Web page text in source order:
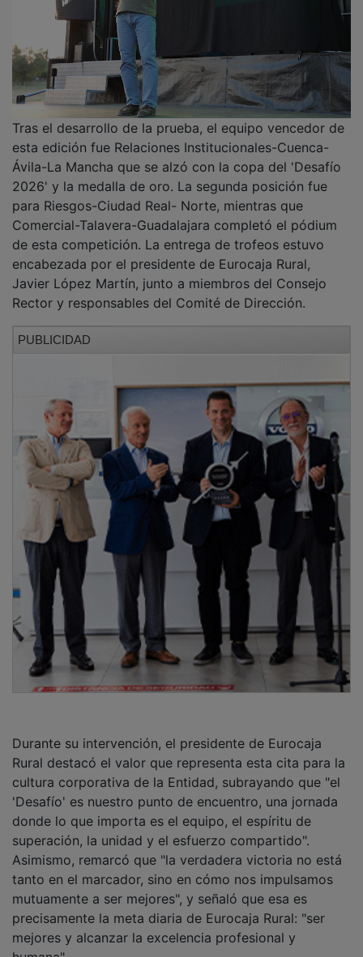
Durante su intervención, el presidente de Eurocaja
Rural destacó el valor que representa esta cita para la
cultura corporativa de la Entidad, subrayando que "el
'Desafío' es nuestro punto de encuentro, una jornada
donde lo que importa es el equipo, el espíritu de
superación, la unidad y el esfuerzo compartido".
Asimismo, remarcó que "la verdadera victoria no está
tanto en el marcador, sino en cómo nos impulsamos
mutuamente a ser mejores", y señaló que esa es
precisamente la meta diaria de Eurocaja Rural: "ser
mejores y alcanzar la excelencia profesional y
humana".
PUBLICIDAD